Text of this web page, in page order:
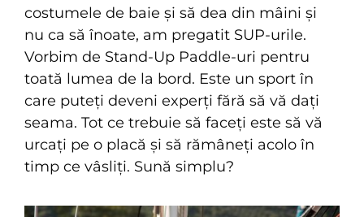
costumele de baie și să dea din mâini și
nu ca să înoate, am pregatit SUP-urile.
Vorbim de Stand-Up Paddle-uri pentru
toată lumea de la bord. Este un sport în
care puteți deveni experți fără să vă dați
seama. Tot ce trebuie să faceți este să vă
urcați pe o placă și să rămâneți acolo în
timp ce vâsliți. Sună simplu?